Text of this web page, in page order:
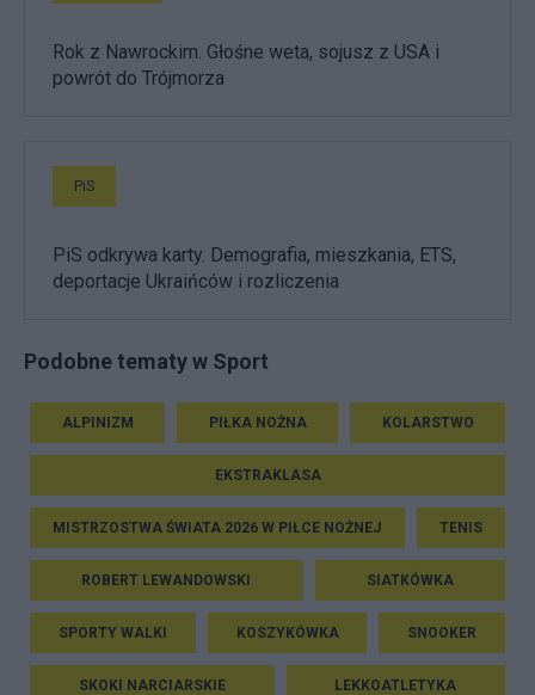
Rok z Nawrockim. Głośne weta, sojusz z USA i
powrót do Trójmorza
PiS
PiS odkrywa karty. Demografia, mieszkania, ETS,
deportacje Ukraińców i rozliczenia
Podobne tematy w Sport
ALPINIZM PIŁKA NOŻNA KOLARSTWO
EKSTRAKLASA
MISTRZOSTWA ŚWIATA 2026 W PIŁCE NOŻNEJ TENIS
ROBERT LEWANDOWSKI SIATKÓWKA
SPORTY WALKI KOSZYKÓWKA SNOOKER
SKOKI NARCIARSKIE LEKKOATLETYKA